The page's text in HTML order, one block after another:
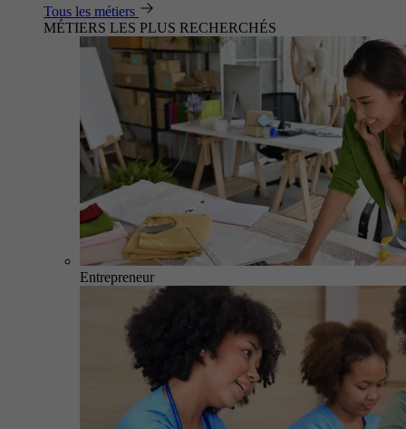
Tous les métiers
MÉTIERS LES PLUS RECHERCHÉS
Entrepreneur